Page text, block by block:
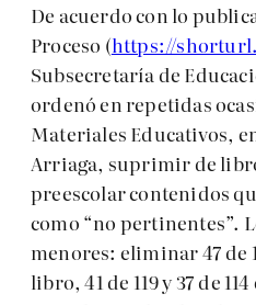
De acuerdo con lo
Proceso (https://
Subsecretaría de
ordenó en repetidas
Materiales Educativos,
Arriaga, suprimir de
preescolar contenidos
como “no pertinentes”.
menores: eliminar 47 de
libro, 41 de 119 y 37 de